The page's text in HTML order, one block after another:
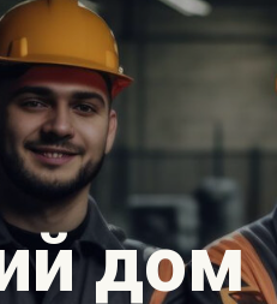
дом